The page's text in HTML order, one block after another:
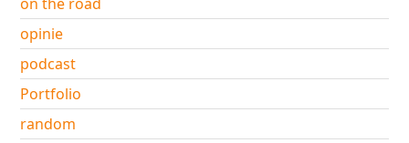
opinie
podcast
Portfolio
random